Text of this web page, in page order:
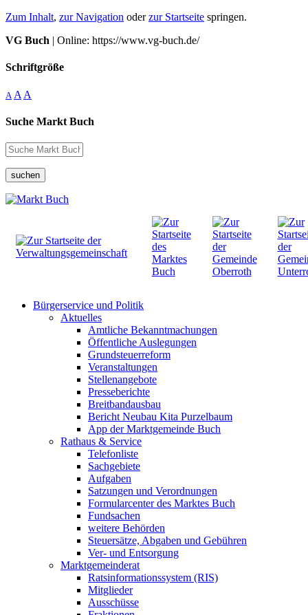
Zum Inhalt, zur Navigation oderzur Startseite springen.
VG Buch | Online: https://www.vg-buch.de/
Schriftgröße
A A A
Suche Markt Buch
suchen
Bürgerservice und Politik
Aktuelles
Amtliche Bekanntmachungen
Öffentliche Auslegungen
Grundsteuerreform
Veranstaltungen
Stellenangebote
Presseberichte
Breitbandausbau
Bericht Neubau Kita Purzelbaum
App der Marktgemeinde Buch
Rathaus & Service
Telefonliste
Sachgebiete
Aufgaben
Satzungen und Verordnungen
Formularcenter des Marktes Buch
Fundsachen
weitere Behörden
Steuersätze, Abgaben und Gebühren
Ver- und Entsorgung
Marktgemeinderat
Ratsinformationssystem (RIS)
Mitglieder
Ausschüsse